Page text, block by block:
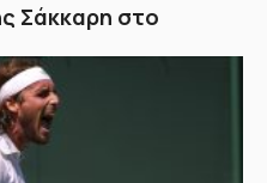
Σάκκαρη στο